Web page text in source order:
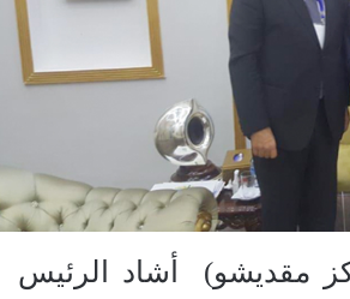
مقديشو) أشاد الرئيس